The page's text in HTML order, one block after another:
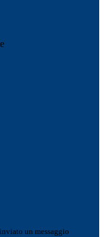
un messaggio